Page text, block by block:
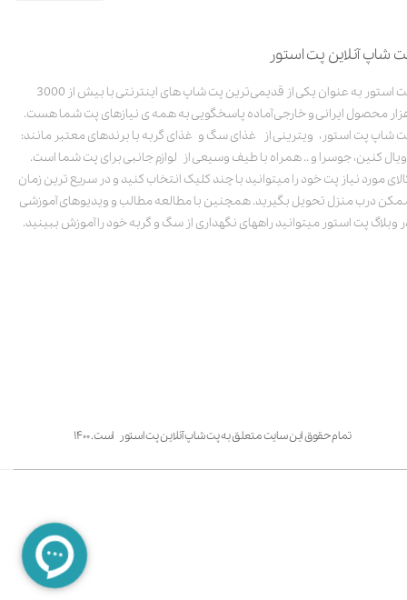
شاپ آنلاین پت استور
پت استور به عنوان یکی از قدیمی‌ترین پت شاپ های اینترنتی با بیش از 3000
محصول ایرانی و خارجی آماده پاسخگویی به همه ی نیازهای پت شما هست.
شاپ پت استور، ویترینی از غذای سگ و غذای گربه با برندهای معتبر مانند:
کنین، جوسرا و .. همراه با طیف وسیعی از لوازم جانبی برای پت شما است.
مورد نیاز پت خود را میتوانید با چند کلیک انتخاب کنید و در سریع ترین زمان
درب منزل تحویل بگیرید. همچنین با مطالعه مطالب و ویدیوهای آموزشی
وبلاگ پت استور میتوانید راههای نگهداری از سگ و گربه خود را آموزش ببینید.
تمام حقوق این سایت متعلق به پت شاپ آنلاین پت استور است. ۱۴۰۰